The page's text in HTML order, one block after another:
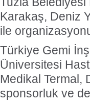
Karakaş, Deniz
ile
Türkiye Gemi
Üniversitesi
Medikal Termal,
sponsorluk ve